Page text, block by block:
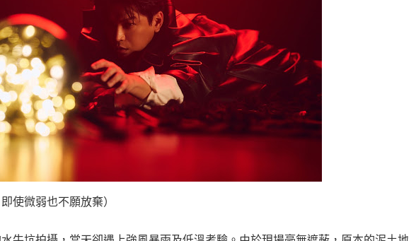
使微弱也不願放棄）